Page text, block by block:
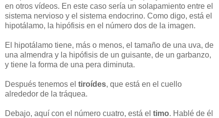
en otros vídeos. En este caso sería un solapamiento entre el
sistema nervioso y el sistema endocrino. Como digo, está el
hipotálamo, la hipófisis en el número dos de la imagen.
El hipotálamo tiene, más o menos, el tamaño de una uva, de
una almendra y la hipófisis de un guisante, de un garbanzo,
y tiene la forma de una pera diminuta.
Después tenemos el tiroídes, que está en el cuello
alrededor de la tráquea.
Debajo, aquí con el número cuatro, está el timo. Hablé de él